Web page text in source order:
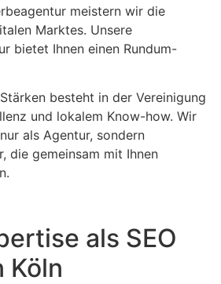
meistern wir die
Marktes. Unsere
bietet Ihnen einen Rundum-
besteht in der Vereinigung
und lokalem Know-how. Wir
als Agentur, sondern
die gemeinsam mit Ihnen
als SEO
Köln